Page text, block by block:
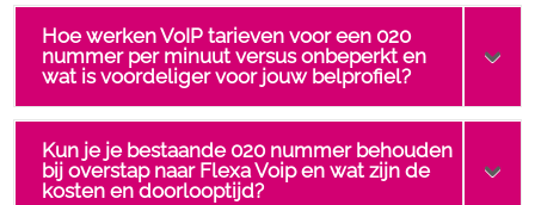
Hoe werken VoIP tarieven voor een 020
nummer per minuut versus onbeperkt en
wat is voordeliger voor jouw belprofiel?
Kun je je bestaande 020 nummer behouden
bij overstap naar Flexa Voip en wat zijn de
kosten en doorlooptijd?